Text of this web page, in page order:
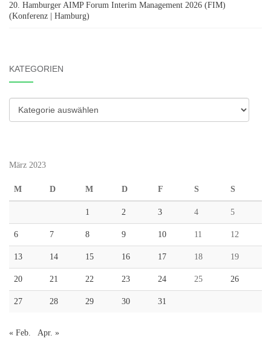
20. Hamburger AIMP Forum Interim Management 2026 (FIM)
(Konferenz | Hamburg)
KATEGORIEN
Kategorien
März 2023
M D M D F S S
1 2 3 4 5
6 7 8 9 10 11 12
13 14 15 16 17 18 19
20 21 22 23 24 25 26
27 28 29 30 31
« Feb. Apr. »